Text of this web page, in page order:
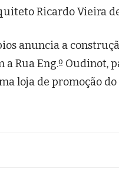
Ricardo Vieira
anuncia a
a Rua Eng.º Oudinot,
loja de promoção